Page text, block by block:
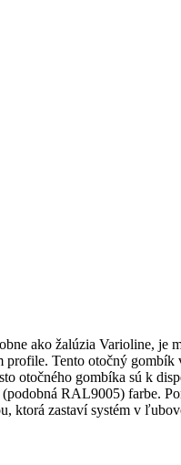
ako žalúzia Varioline,
Tento otočný
otočného gombíka sú k
RAL9005) farbe.
ktorá zastaví systém v